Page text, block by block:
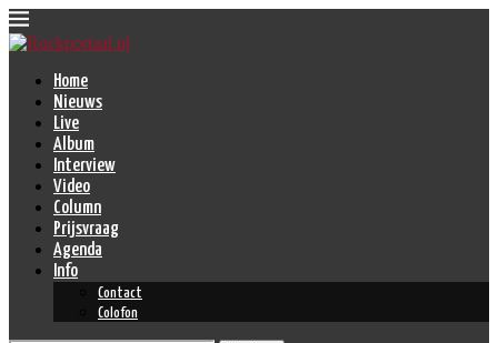
Home
Nieuws
Live
Album
Interview
Video
Column
Prijsvraag
Agenda
Info
Contact
Colofon